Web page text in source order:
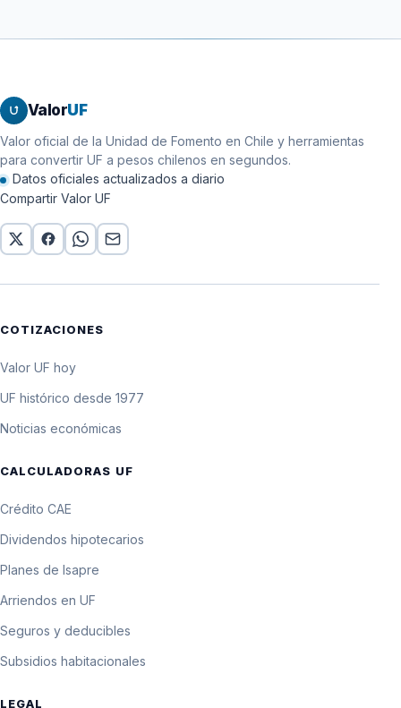
ValorUF
Valor oficial de la Unidad de Fomento en Chile y herramientas
para convertir UF a pesos chilenos en segundos.
Datos oficiales actualizados a diario
Compartir Valor UF
COTIZACIONES
Valor UF hoy
UF histórico desde 1977
Noticias económicas
CALCULADORAS UF
Crédito CAE
Dividendos hipotecarios
Planes de Isapre
Arriendos en UF
Seguros y deducibles
Subsidios habitacionales
LEGAL